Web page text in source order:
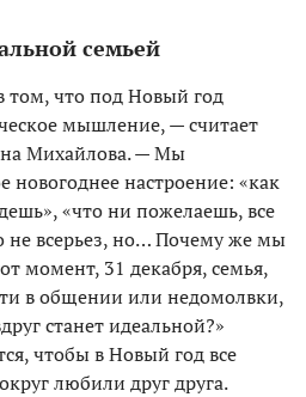
семьей
том, что под Новый год
мышление, — считает
Михайлова. — Мы
новогоднее настроение: «как
«что ни пожелаешь, все
не всерьез, но… Почему же мы
момент, 31 декабря, семья,
в общении или недомолвки,
станет идеальной?»
чтобы в Новый год все
любили друг друга.